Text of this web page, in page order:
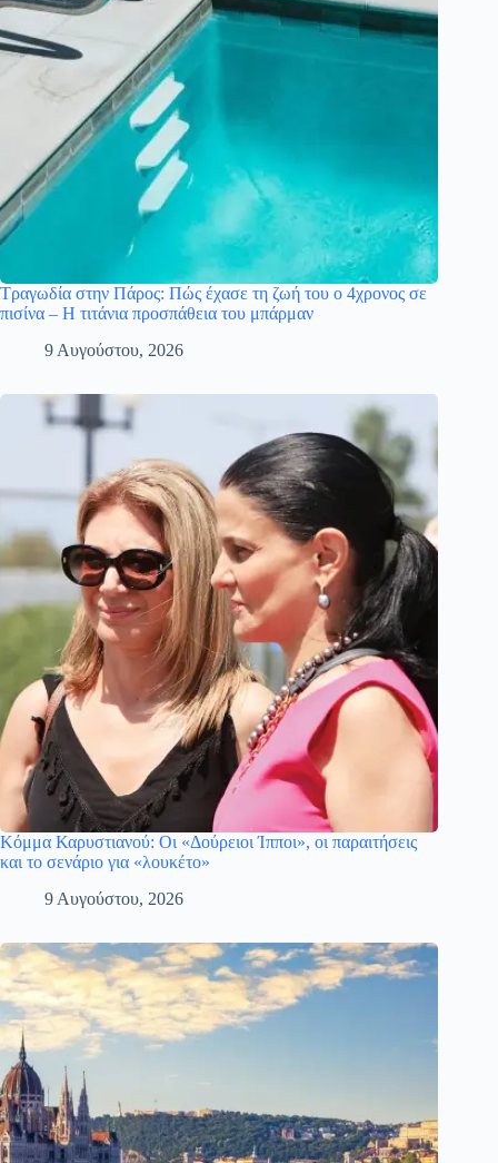
Τραγωδία στην Πάρος: Πώς έχασε τη ζωή του ο 4χρονος σε
πισίνα – Η τιτάνια προσπάθεια του μπάρμαν
9 Αυγούστου, 2026
Κόμμα Καρυστιανού: Οι «Δούρειοι Ίπποι», οι παραιτήσεις
και το σενάριο για «λουκέτο»
9 Αυγούστου, 2026